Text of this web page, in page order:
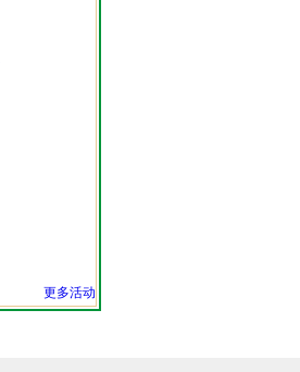
更多活动